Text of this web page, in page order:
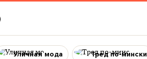
Уличная мода Тред по-мински